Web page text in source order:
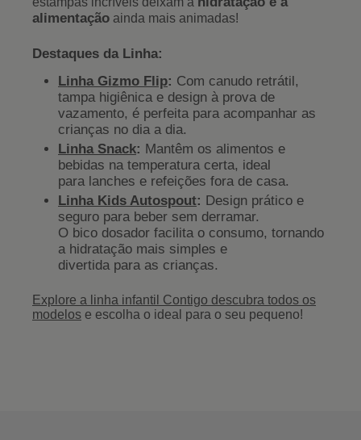
alimentação ainda mais animadas!
Destaques da Linha:
Linha Gizmo Flip: Com canudo retrátil,
tampa higiênica e design à prova de
vazamento, é perfeita para acompanhar as
crianças no dia a dia.
Linha Snack: Mantêm os alimentos e
bebidas na temperatura certa, ideal
para lanches e refeições fora de casa.
Linha Kids Autospout: Design prático e
seguro para beber sem derramar.
O bico dosador facilita o consumo, tornando
a hidratação mais simples e
divertida para as crianças.
Explore a linha infantil Contigo descubra todos os
modelos e escolha o ideal para o seu pequeno!